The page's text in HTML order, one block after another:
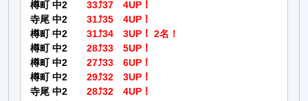
樽町 中2
33⤴37 4UP！
寺尾 中2
31⤴35 4UP！
樽町 中2
31⤴34 3UP！ 2名！
樽町 中2
28⤴33 5UP！
樽町 中2
27⤴33 6UP！
樽町 中2
29⤴32 3UP！
寺尾 中2
28⤴32 4UP！